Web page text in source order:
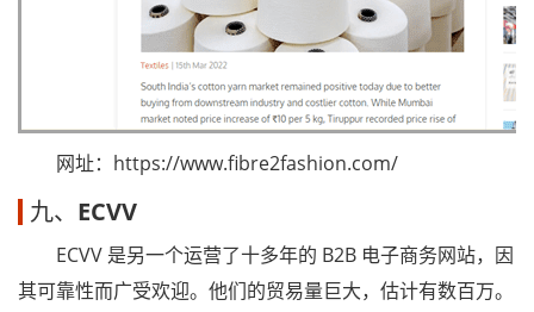
网址：https://www.fibre2fashion.com/
九、 ECVV
ECVV 是另一个运营了十多年的 B2B 电子商务网站，因
其可靠性而广受欢迎。他们的贸易量巨大，估计有数百万。